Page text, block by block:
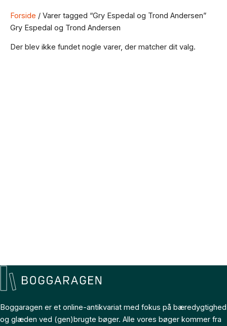
Forside / Varer tagged “Gry Espedal og Trond Andersen”
Gry Espedal og Trond Andersen
Der blev ikke fundet nogle varer, der matcher dit valg.
Boggaragen er et online-antikvariat med fokus på bæredygtighed
og glæden ved (gen)brugte bøger. Alle vores bøger kommer fra